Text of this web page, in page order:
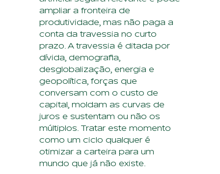
ampliar a fronteira de
produtividade, mas não paga a
conta da travessia no curto
prazo. A travessia é ditada por
dívida, demografia,
desglobalização, energia e
geopolítica, forças que
conversam com o custo de
capital, moldam as curvas de
juros e sustentam ou não os
múltiplos. Tratar este momento
como um ciclo qualquer é
otimizar a carteira para um
mundo que já não existe.